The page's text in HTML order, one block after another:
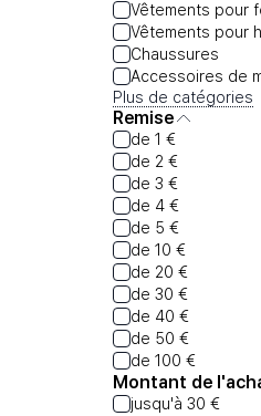
Vêtements pour
Vêtements pour
Chaussures
Accessoires de
Plus de catégories
Remise
de 1 €
de 2 €
de 3 €
de 4 €
de 5 €
de 10 €
de 20 €
de 30 €
de 40 €
de 50 €
de 100 €
Montant de
jusqu'à 30 €